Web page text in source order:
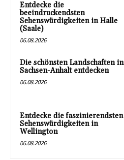
Entdecke die
beeindruckendsten
Sehenswürdigkeiten in Halle
(Saale)
06.08.2026
Die schönsten Landschaften in
Sachsen-Anhalt entdecken
06.08.2026
Entdecke die faszinierendsten
Sehenswürdigkeiten in
Wellington
06.08.2026